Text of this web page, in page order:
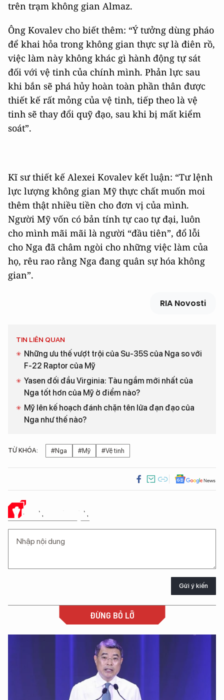
trên trạm không gian Almaz.
Ông Kovalev cho biết thêm: “Ý tưởng dùng pháo
để khai hỏa trong không gian thực sự là điên rồ,
việc làm này không khác gì hành động tự sát
đối với vệ tinh của chính mình. Phản lực sau
khi bắn sẽ phá hủy hoàn toàn phần thân được
thiết kế rất mỏng của vệ tinh, tiếp theo là vệ
tinh sẽ thay đổi quỹ đạo, sau khi bị mất kiểm
soát”.
Kĩ sư thiết kế Alexei Kovalev kết luận: “Tư lệnh
lực lượng không gian Mỹ thực chất muốn moi
thêm thật nhiều tiền cho đơn vị của mình.
Người Mỹ vốn có bản tính tự cao tự đại, luôn
cho mình mãi mãi là người “đầu tiên”, đổ lỗi
cho Nga đã châm ngòi cho những việc làm của
họ, rêu rao rằng Nga đang quân sự hóa không
gian”.
RIA Novosti
TIN LIÊN QUAN
Những ưu thế vượt trội của Su-35S của Nga so với
F-22 Raptor của Mỹ
Yasen đối đầu Virginia: Tàu ngầm mới nhất của
Nga tốt hơn của Mỹ ở điểm nào?
Mỹ lên kế hoạch đánh chặn tên lửa đạn đạo của
Nga như thế nào?
TỪ KHÓA: #Nga #Mỹ #Vệ tinh
Ý KIẾN CỦA BẠN
Gửi ý kiến
ĐỪNG BỎ LỠ